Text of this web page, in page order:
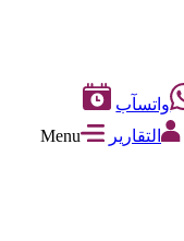
واتسآب
التقارير
Menu